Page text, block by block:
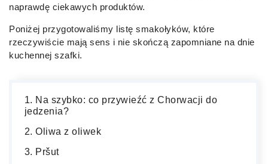
naprawdę ciekawych produktów.
Poniżej przygotowaliśmy listę smakołyków, które
rzeczywiście mają sens i nie skończą zapomniane na dnie
kuchennej szafki.
Na szybko: co przywieźć z Chorwacji do
jedzenia?
Oliwa z oliwek
Pršut